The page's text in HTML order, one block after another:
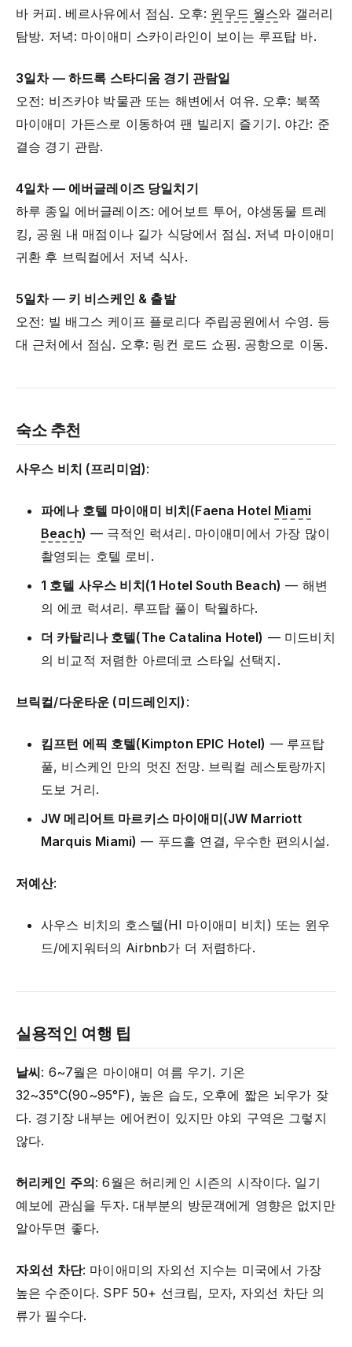
바 커피. 베르사유에서 점심. 오후: 윈우드 월스와 갤러리
탐방. 저녁: 마이애미 스카이라인이 보이는 루프탑 바.
3일차 — 하드록 스타디움 경기 관람일
오전: 비즈카야 박물관 또는 해변에서 여유. 오후: 북쪽
마이애미 가든스로 이동하여 팬 빌리지 즐기기. 야간: 준
결승 경기 관람.
4일차 — 에버글레이즈 당일치기
하루 종일 에버글레이즈: 에어보트 투어, 야생동물 트레
킹, 공원 내 매점이나 길가 식당에서 점심. 저녁 마이애미
귀환 후 브릭컬에서 저녁 식사.
5일차 — 키 비스케인 & 출발
오전: 빌 배그스 케이프 플로리다 주립공원에서 수영. 등
대 근처에서 점심. 오후: 링컨 로드 쇼핑. 공항으로 이동.
숙소 추천
사우스 비치 (프리미엄):
파에나 호텔 마이애미 비치(Faena Hotel Miami
Beach) — 극적인 럭셔리. 마이애미에서 가장 많이
촬영되는 호텔 로비.
1 호텔 사우스 비치(1 Hotel South Beach) — 해변
의 에코 럭셔리. 루프탑 풀이 탁월하다.
더 카탈리나 호텔(The Catalina Hotel) — 미드비치
의 비교적 저렴한 아르데코 스타일 선택지.
브릭컬/다운타운 (미드레인지) :
킴프턴 에픽 호텔(Kimpton EPIC Hotel) — 루프탑
풀, 비스케인 만의 멋진 전망. 브릭컬 레스토랑까지
도보 거리.
JW 메리어트 마르키스 마이애미(JW Marriott
Marquis Miami) — 푸드홀 연결, 우수한 편의시설.
저예산:
사우스 비치의 호스텔(HI 마이애미 비치) 또는 윈우
드/에지워터의 Airbnb가 더 저렴하다.
실용적인 여행 팁
날씨: 6~7월은 마이애미 여름 우기. 기온
32~35°C(90~95°F), 높은 습도, 오후에 짧은 뇌우가 잦
다. 경기장 내부는 에어컨이 있지만 야외 구역은 그렇지
않다.
허리케인 주의: 6월은 허리케인 시즌의 시작이다. 일기
예보에 관심을 두자. 대부분의 방문객에게 영향은 없지만
알아두면 좋다.
자외선 차단: 마이애미의 자외선 지수는 미국에서 가장
높은 수준이다. SPF 50+ 선크림, 모자, 자외선 차단 의
류가 필수다.